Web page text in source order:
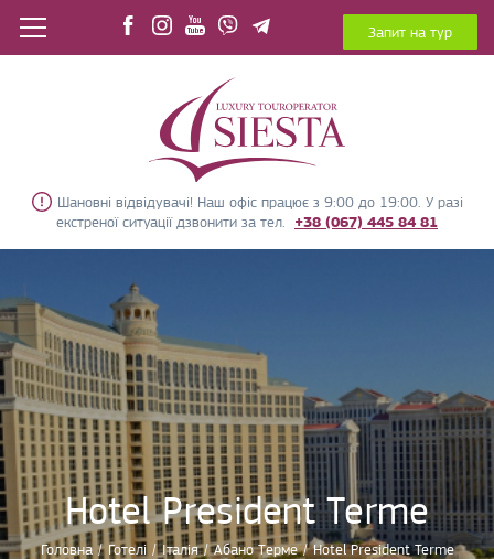
Шановні відвідувачі! Наш офіс працює з 9:00 до 19:00. У разі
екстреної ситуації дзвонити за тел. +38 (067) 445 84 81
Запит на тур
Hotel President Terme
Головна / Готелі / Італія / Абано Терме / Hotel President Terme